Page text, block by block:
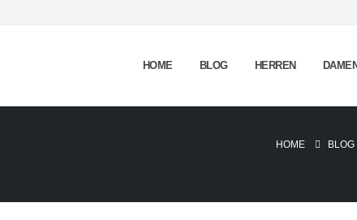
HOME BLOG HERREN DAMEN
HOME BLOG